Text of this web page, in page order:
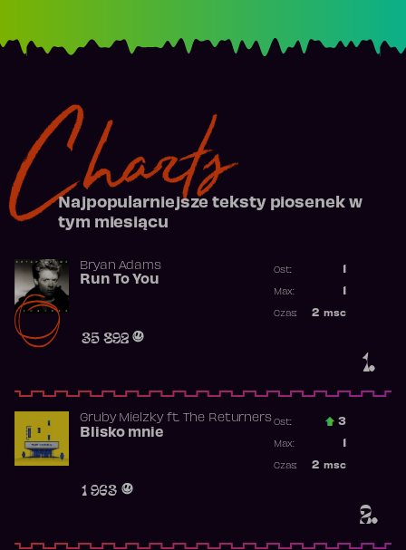
Charts
Najpopularniejsze teksty piosenek w
tym miesiącu
1.
Bryan Adams
Run To You
35 892
Ost.:
Max:
2 msc
Czas:
2.
Gruby Mielzkyft. The Returners
Blisko mnie
1 963
Ost.: 3
Max:
2 msc
Czas: